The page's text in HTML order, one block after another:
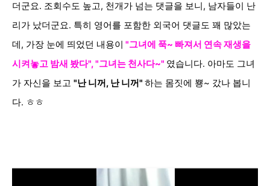
더군요. 조회수도 높고, 천개가 넘는 댓글을 보니, 남자들이 난
리가 났더군요. 특히 영어를 포함한 외국어 댓글도 꽤 많았는
데, 가장 눈에 띄었던 내용이 "그녀에 푹~ 빠져서 연속 재생을
시켜놓고 밤새 봤다", "그녀는 천사다~" 였습니다. 아마도 그녀
가 자신을 보고 "난 니꺼, 난 니꺼" 하는 몸짓에 뿅~ 갔나 봅니
다. ㅎㅎ